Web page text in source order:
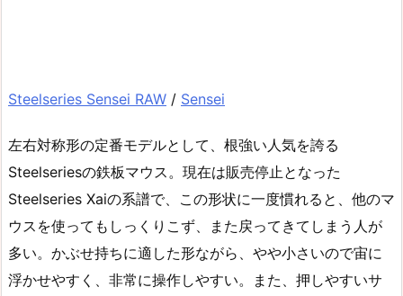
Steelseries Sensei RAW / Sensei
左右対称形の定番モデルとして、根強い人気を誇る
Steelseriesの鉄板マウス。現在は販売停止となった
Steelseries Xaiの系譜で、この形状に一度慣れると、他のマ
ウスを使ってもしっくりこず、また戻ってきてしまう人が
多い。かぶせ持ちに適した形ながら、やや小さいので宙に
浮かせやすく、非常に操作しやすい。また、押しやすいサ